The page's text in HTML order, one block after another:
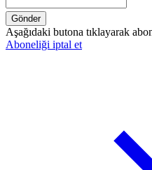
Gönder
Aşağıdaki butona tıklayarak
Aboneliği iptal et